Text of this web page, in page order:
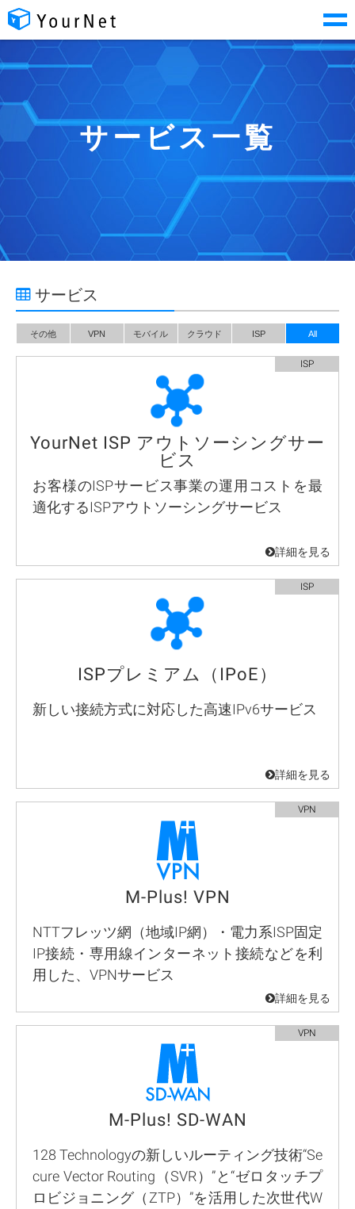
サービス一覧
サービス
その他 VPN モバイル クラウド ISP All
YourNet ISP アウトソーシングサー
ビス
お客様のISPサービス事業の運用コストを最
適化するISPアウトソーシングサービス
ISPプレミアム（IPoE）
新しい接続方式に対応した高速IPv6サービス
M-Plus! VPN
NTTフレッツ網（地域IP網）・電力系ISP固定
IP接続・専用線インターネット接続などを利
用した、VPNサービス
M-Plus! SD-WAN
128 Technologyの新しいルーティング技術“Se
cure Vector Routing（SVR）”と“ゼロタッチプ
ロビジョニング（ZTP）”を活用した次世代W